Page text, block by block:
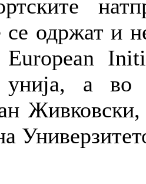
се одржат и
European
унија, а
Живковски,